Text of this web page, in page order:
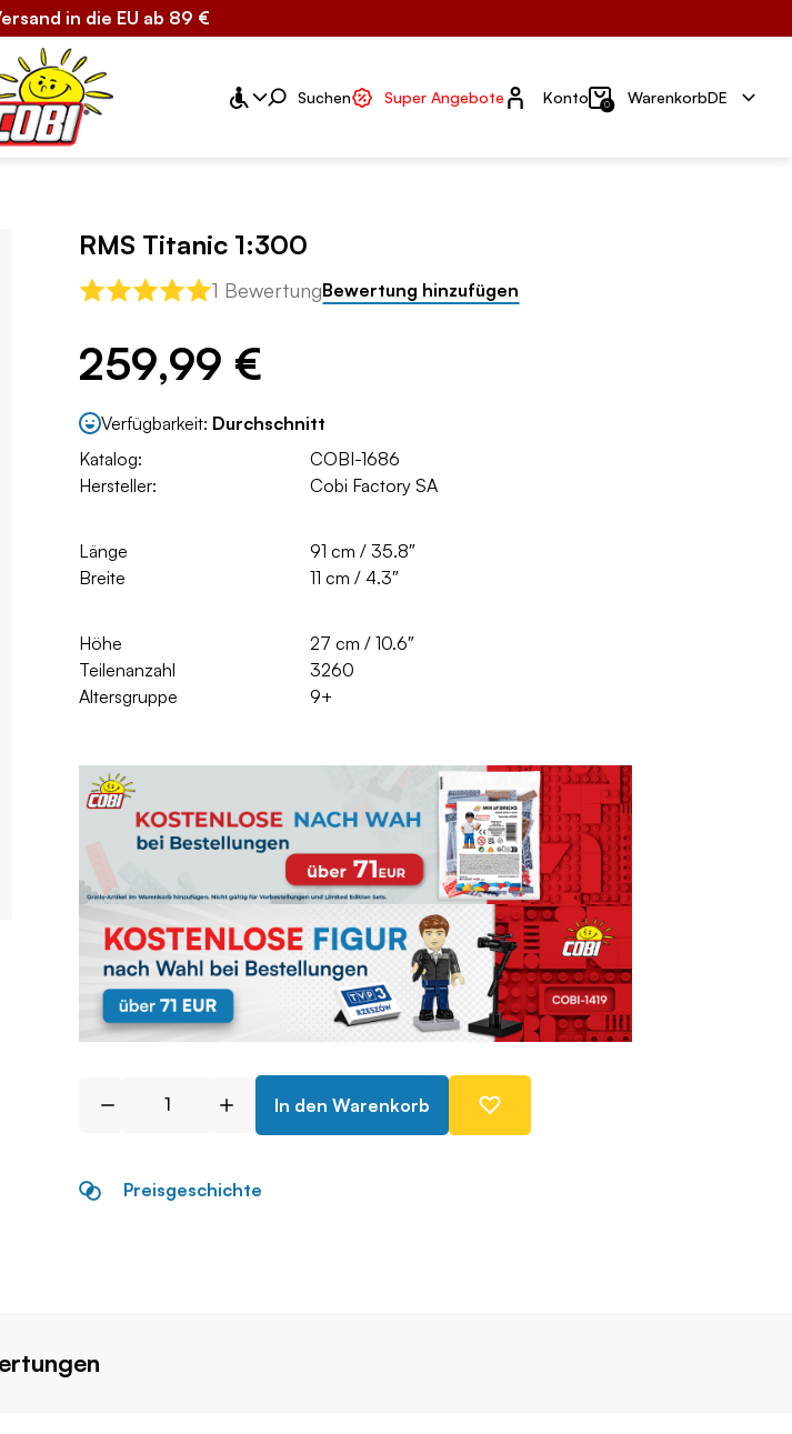
in die EU ab 89 €
Suchen Super Angebote Konto
Konto 0 WarenkorbDE
RMS Titanic 1:300
1 BewertungBewertung hinzufügen
259,99 €
Verfügbarkeit: Durchschnitt
Katalog:
COBI-1686
Hersteller:
Cobi Factory SA
Länge
91 cm / 35.8″
Breite
11 cm / 4.3″
Höhe
27 cm / 10.6″
Teilenanzahl
3260
Altersgruppe
9+
In den Warenkorb
Preisgeschichte